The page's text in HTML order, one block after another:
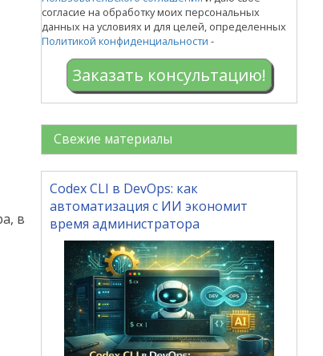
в
согласие на обработку моих персональных
данных на условиях и для целей, определенных
Политикой конфиденциальности -
Заказать консультацию!
Свежие материалы
Codex CLI в DevOps: как
автоматизация с ИИ экономит
время администратора